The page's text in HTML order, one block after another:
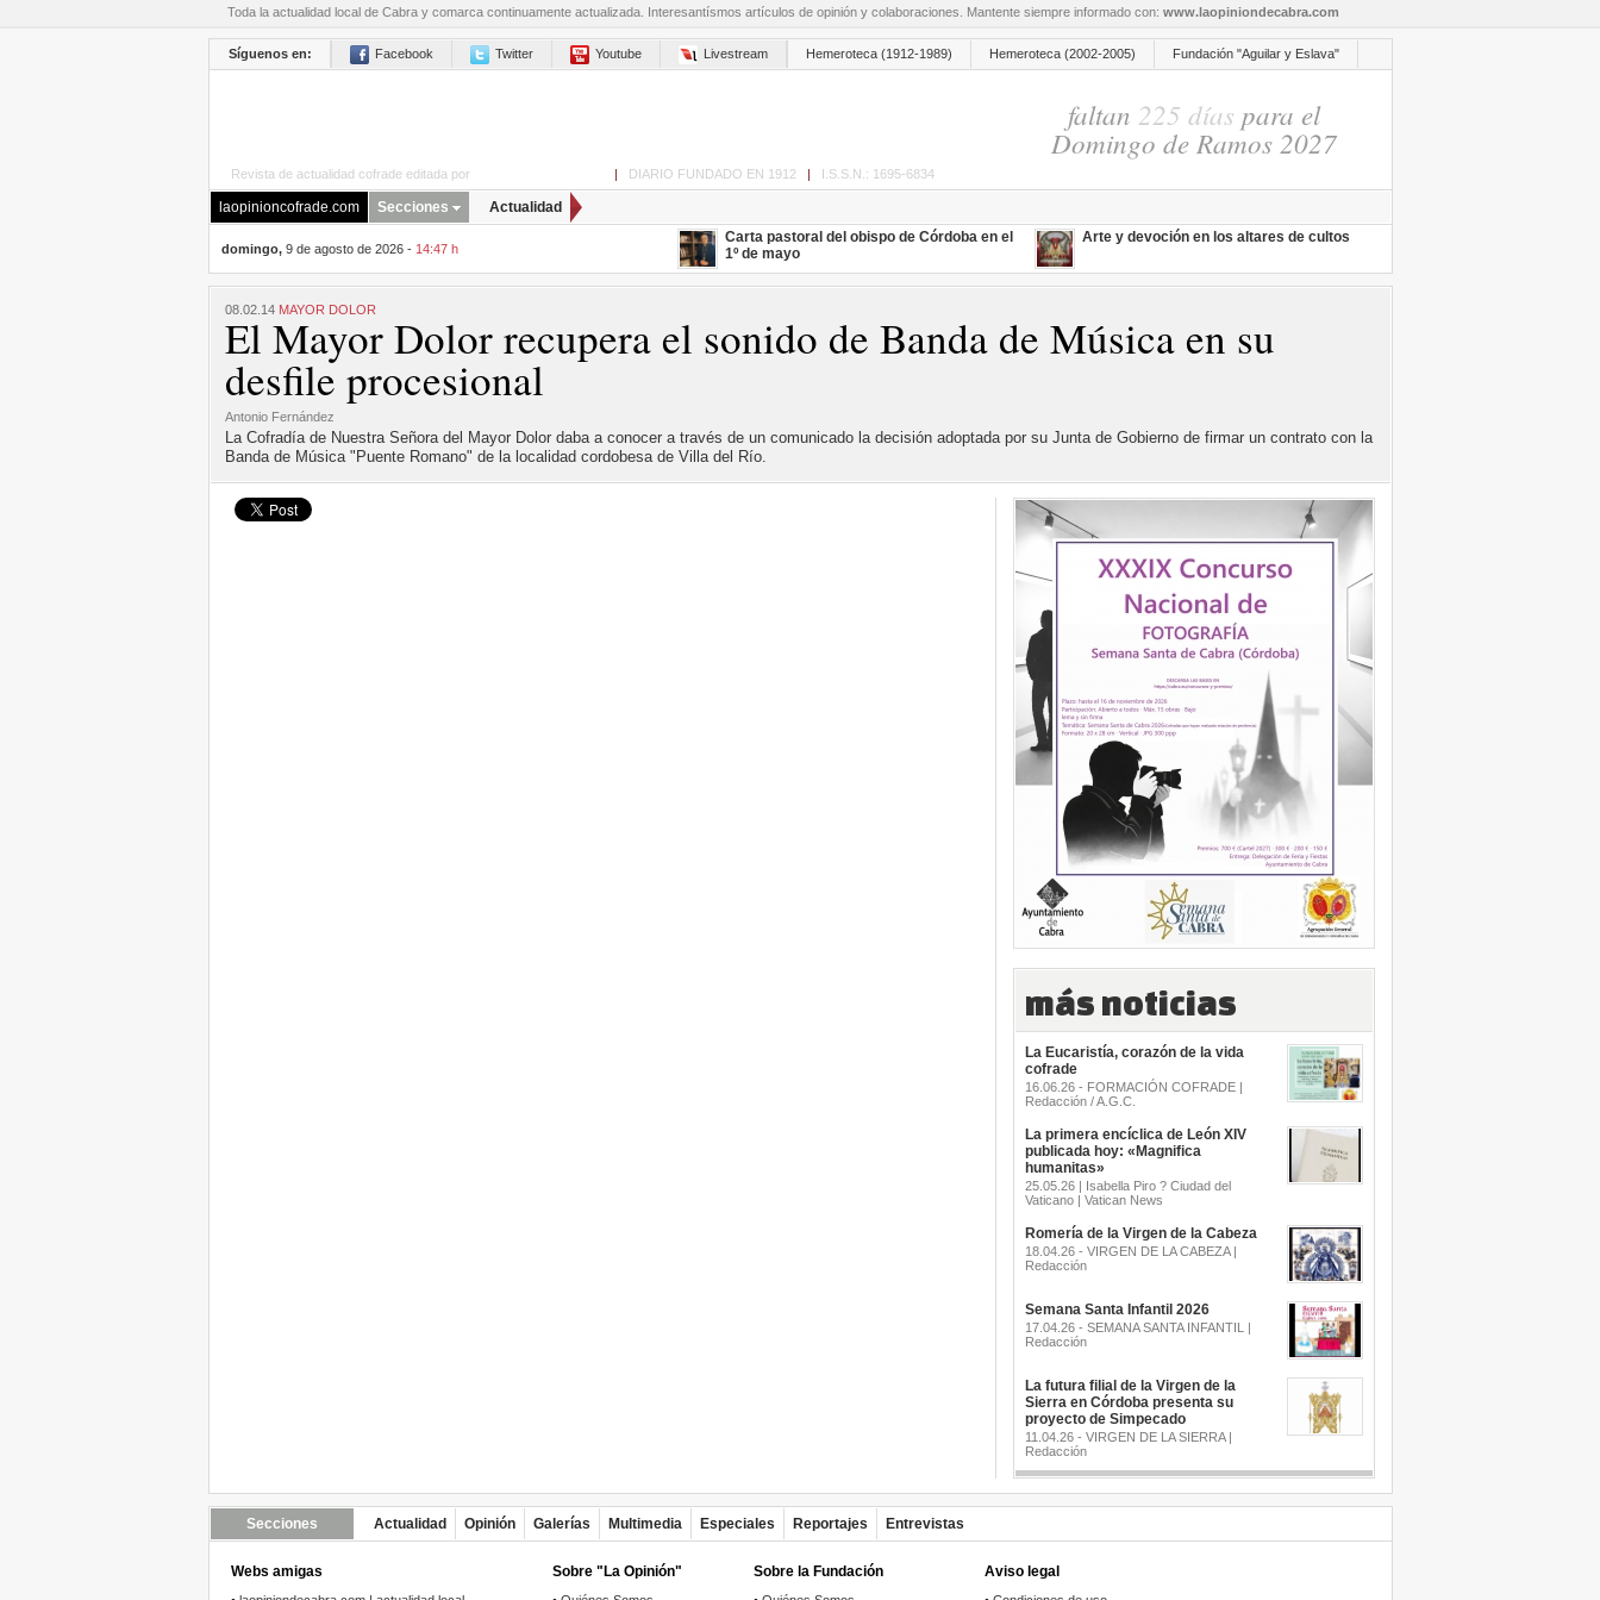
Toda la actualidad local de Cabra y comarca continuamente actualizada. Interesantísmos artículos de opinión y colaboraciones. Mantente siempre informado con: www.laopiniondecabra.com
Síguenos en: Facebook Twitter Youtube Livestream Hemeroteca (1912-1989) Hemeroteca (2002-2005) Fundación "Aguilar y Eslava"
faltan 225 días para el
Domingo de Ramos 2027
Revista de actualidad cofrade editada por | DIARIO FUNDADO EN 1912 | I.S.S.N.: 1695-6834
laopinioncofrade.com Secciones Actualidad
domingo,9 de agosto de 2026 - 14:47 h
Carta pastoral del obispo de Córdoba en el
1º de mayo
Arte y devoción en los altares de cultos
08.02.14 MAYOR DOLOR
El Mayor Dolor recupera el sonido de Banda de Música en su
desfile procesional
Antonio Fernández
La Cofradía de Nuestra Señora del Mayor Dolor daba a conocer a través de un comunicado la decisión adoptada por su Junta de Gobierno de firmar un contrato con la
Banda de Música "Puente Romano" de la localidad cordobesa de Villa del Río.
más noticias
La Eucaristía, corazón de la vida
cofrade
16.06.26 - FORMACIÓN COFRADE |
Redacción / A.G.C.
La primera encíclica de León XIV
publicada hoy: «Magnifica
humanitas»
25.05.26 | Isabella Piro ? Ciudad del
Vaticano | Vatican News
Romería de la Virgen de la Cabeza
18.04.26 - VIRGEN DE LA CABEZA |
Redacción
Semana Santa Infantil 2026
17.04.26 - SEMANA SANTA INFANTIL |
Redacción
La futura filial de la Virgen de la
Sierra en Córdoba presenta su
proyecto de Simpecado
11.04.26 - VIRGEN DE LA SIERRA |
Redacción
Secciones Actualidad Opinión Galerías Multimedia Especiales Reportajes Entrevistas
Webs amigas Sobre "La Opinión" Sobre la Fundación Aviso legal